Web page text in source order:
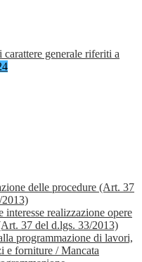
generale riferiti a
delle procedure (Art. 37
2013)
interesse realizzazione opere
37 del d.lgs. 33/2013)
programmazione di lavori,
e forniture / Mancata